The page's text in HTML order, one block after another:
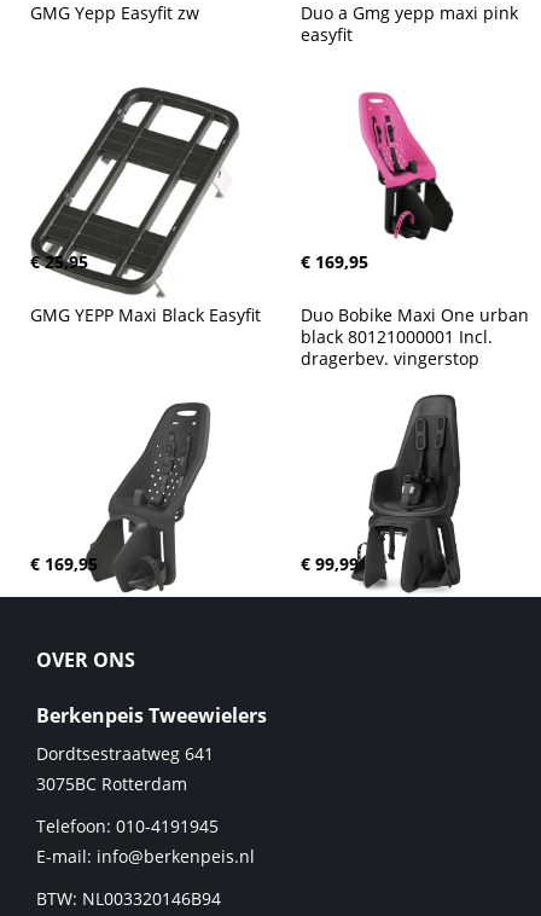
GMG Yepp Easyfit zw
€ 25,95
Duo a Gmg yepp maxi pink
easyfit
€ 169,95
GMG YEPP Maxi Black Easyfit
€ 169,95
Duo Bobike Maxi One urban
black 80121000001 Incl.
dragerbev. vingerstop
€ 99,99
OVER ONS
Berkenpeis Tweewielers
Dordtsestraatweg 641
3075BC Rotterdam
Telefoon: 010-4191945
E-mail: info@berkenpeis.nl
BTW: NL003320146B94